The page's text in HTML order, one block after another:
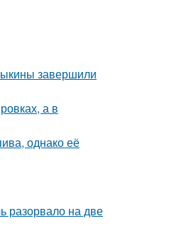
завершили
а в
однако её
разорвало на две